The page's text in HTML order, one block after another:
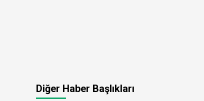
Diğer Haber Başlıkları